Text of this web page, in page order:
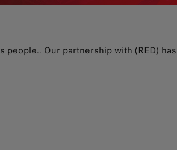
Our partnership with (RED)